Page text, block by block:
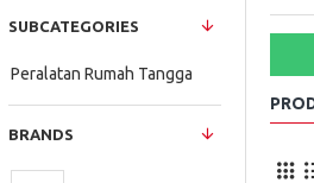
SUBCATEGORIES
Peralatan Rumah Tangga
BRANDS